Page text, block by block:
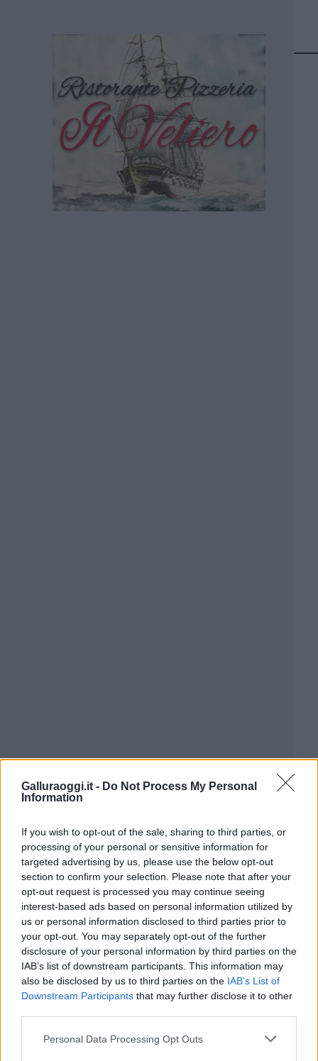
Galluraoggi.it - Do Not Process My Personal
Information
If you wish to opt-out of the sale, sharing to third parties, or
processing of your personal or sensitive information for
targeted advertising by us, please use the below opt-out
section to confirm your selection. Please note that after your
opt-out request is processed you may continue seeing
interest-based ads based on personal information utilized by
us or personal information disclosed to third parties prior to
your opt-out. You may separately opt-out of the further
disclosure of your personal information by third parties on the
IAB’s list of downstream participants. This information may
also be disclosed by us to third parties on the IAB’s List of
Downstream Participants that may further disclose it to other
Please note that this website/app uses one or more Google
Personal Data Processing Opt Outs